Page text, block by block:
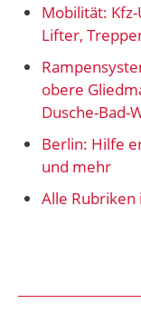
Mobilität:
Lifter,
obere
Dusche-Bad-
Berlin: Hilfe
und mehr
Alle